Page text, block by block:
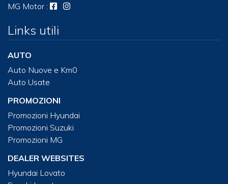
MG Motor :
Links utili
AUTO
Auto Nuove e Km0
Auto Usate
PROMOZIONI
Promozioni Hyundai
Promozioni Suzuki
Promozioni MG
DEALER WEBSITES
Hyundai Lovato